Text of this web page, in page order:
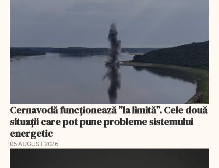
Cernavodă funcționează ”la limită”. Cele două
situații care pot pune probleme sistemului
energetic
06 AUGUST 2026